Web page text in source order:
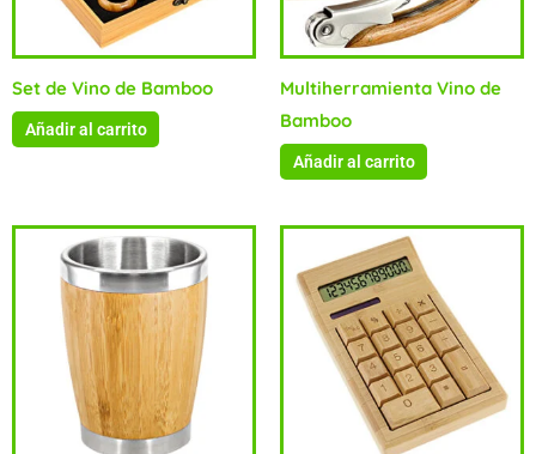
Set de Vino de Bamboo
Añadir al carrito
Multiherramienta Vino de
Bamboo
Añadir al carrito